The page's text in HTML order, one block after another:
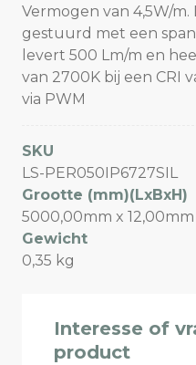
Vermogen van 4,5W/
gestuurd met een
levert 500 Lm/m en
van 2700K bij een CRI
via PWM
SKU
LS-PER050IP6727SIL
Grootte (mm)(LxBxH)
5000,00mm x
Gewicht
0,35 kg
Interesse of
product